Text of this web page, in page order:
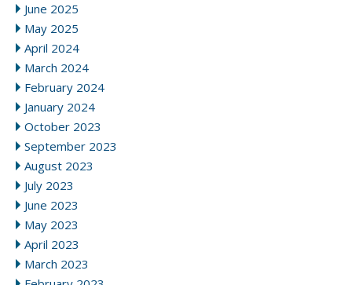
June 2025
May 2025
April 2024
March 2024
February 2024
January 2024
October 2023
September 2023
August 2023
July 2023
June 2023
May 2023
April 2023
March 2023